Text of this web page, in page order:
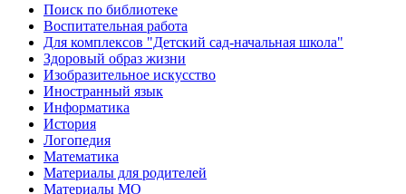
Поиск по библиотеке
Воспитательная работа
Для комплексов "Детский сад-начальная школа"
Здоровый образ жизни
Изобразительное искусство
Иностранный язык
Информатика
История
Логопедия
Математика
Материалы для родителей
Материалы МО